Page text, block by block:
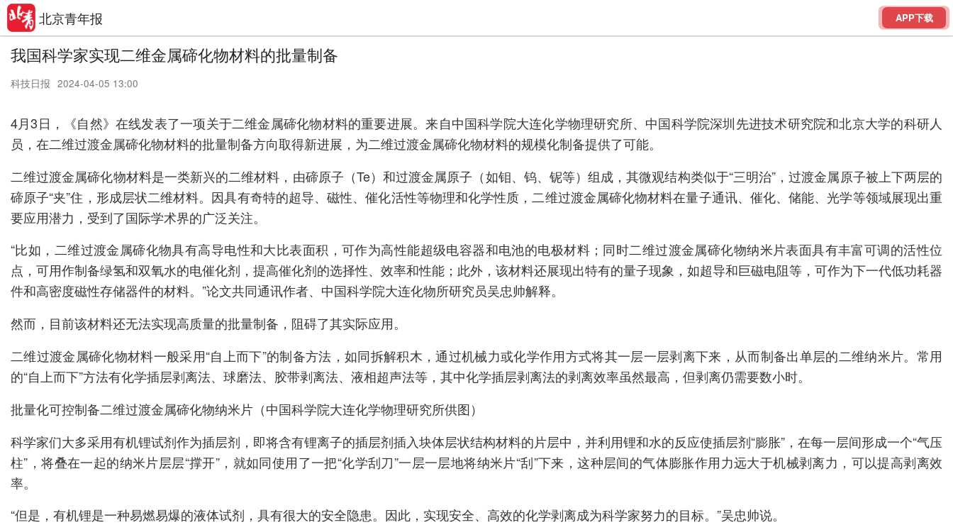
北京青年报 APP下载
我国科学家实现二维金属碲化物材料的批量制备
科技日报 2024-04-05 13:00
4月3日，《自然》在线发表了一项关于二维金属碲化物材料的重要进展。来自中国科学院大连化学物理研究所、中国科学院深圳先进技术研究院和北京大学的科研人
员，在二维过渡金属碲化物材料的批量制备方向取得新进展，为二维过渡金属碲化物材料的规模化制备提供了可能。
二维过渡金属碲化物材料是一类新兴的二维材料，由碲原子（Te）和过渡金属原子（如钼、钨、铌等）组成，其微观结构类似于“三明治”，过渡金属原子被上下两层的
碲原子“夹”住，形成层状二维材料。因具有奇特的超导、磁性、催化活性等物理和化学性质，二维过渡金属碲化物材料在量子通讯、催化、储能、光学等领域展现出重
要应用潜力，受到了国际学术界的广泛关注。
“比如，二维过渡金属碲化物具有高导电性和大比表面积，可作为高性能超级电容器和电池的电极材料；同时二维过渡金属碲化物纳米片表面具有丰富可调的活性位
点，可用作制备绿氢和双氧水的电催化剂，提高催化剂的选择性、效率和性能；此外，该材料还展现出特有的量子现象，如超导和巨磁电阻等，可作为下一代低功耗器
件和高密度磁性存储器件的材料。”论文共同通讯作者、中国科学院大连化物所研究员吴忠帅解释。
然而，目前该材料还无法实现高质量的批量制备，阻碍了其实际应用。
二维过渡金属碲化物材料一般采用“自上而下”的制备方法，如同拆解积木，通过机械力或化学作用方式将其一层一层剥离下来，从而制备出单层的二维纳米片。常用
的“自上而下”方法有化学插层剥离法、球磨法、胶带剥离法、液相超声法等，其中化学插层剥离法的剥离效率虽然最高，但剥离仍需要数小时。
批量化可控制备二维过渡金属碲化物纳米片（中国科学院大连化学物理研究所供图）
科学家们大多采用有机锂试剂作为插层剂，即将含有锂离子的插层剂插入块体层状结构材料的片层中，并利用锂和水的反应使插层剂“膨胀”，在每一层间形成一个“气压
柱”，将叠在一起的纳米片层层“撑开”，就如同使用了一把“化学刮刀”一层一层地将纳米片“刮”下来，这种层间的气体膨胀作用力远大于机械剥离力，可以提高剥离效
率。
“但是，有机锂是一种易燃易爆的液体试剂，具有很大的安全隐患。因此，实现安全、高效的化学剥离成为科学家努力的目标。”吴忠帅说。